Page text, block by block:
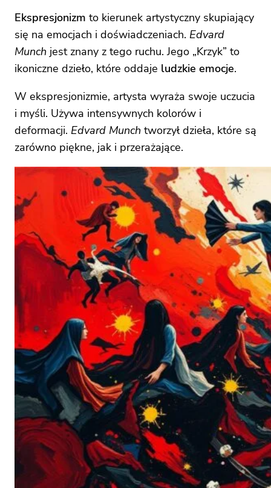
Ekspresjonizm to kierunek artystyczny skupiający
się na emocjach i doświadczeniach. Edvard
Munch jest znany z tego ruchu. Jego „Krzyk” to
ikoniczne dzieło, które oddaje ludzkie emocje.
W ekspresjonizmie, artysta wyraża swoje uczucia
i myśli. Używa intensywnych kolorów i
deformacji. Edvard Munch tworzył dzieła, które są
zarówno piękne, jak i przerażające.